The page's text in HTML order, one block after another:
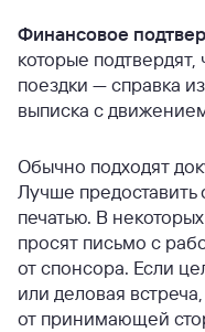
Финансовое
которые подтвердят,
поездки — справка
выписка с
Обычно подходят
Лучше предоставить
печатью. В
просят письмо с
от спонсора. Если
или деловая
от принимающей